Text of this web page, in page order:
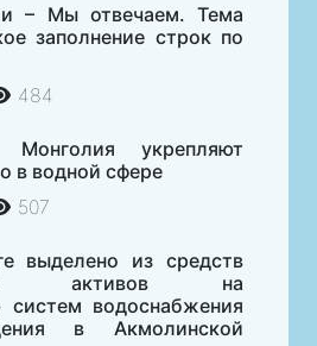
– Мы отвечаем. Тема
заполнение строк по
484
Монголия укрепляют
в водной сфере
507
выделено из средств
активов на
систем водоснабжения
в Акмолинской